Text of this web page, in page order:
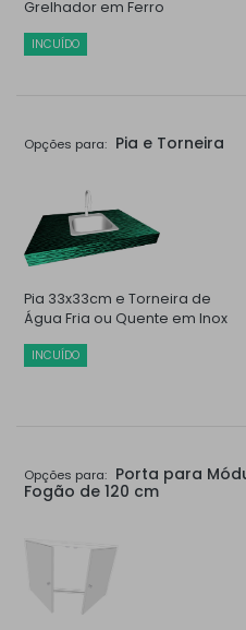
Grelhador em Ferro
INCUÍDO
Opções para: Pia e Torneira
Pia 33x33cm e Torneira de
Água Fria ou Quente em Inox
INCUÍDO
Opções para: Porta para
Fogão de 120 cm